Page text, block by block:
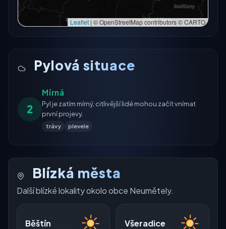
Leaflet | © OpenStreetMap contributors © CARTO
Pylová situace
2
Mírná
Pyl je zatím mírný, citlivější lidé mohou začít vnímat
první projevy.
trávy plevele
Blízká města
Další blízké lokality okolo obce Neumětely.
Běštín Všeradice